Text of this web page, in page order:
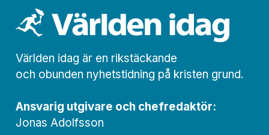
Världen idag är en rikstäckande
och obunden nyhets­­­tidning på kristen grund.
Ansvarig utgivare och chef­redaktör:
Jonas Adolfsson